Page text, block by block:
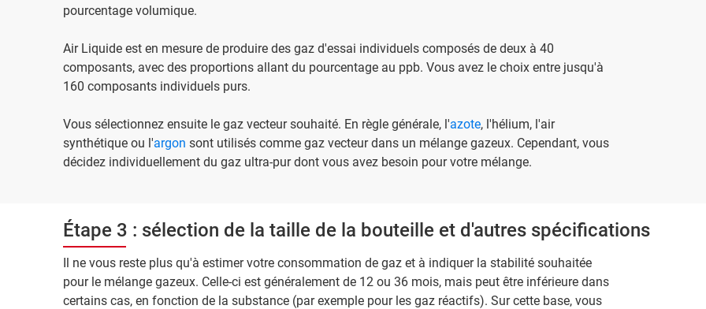
pourcentage volumique.
Air Liquide est en mesure de produire des gaz d'essai individuels composés de deux à 40
composants, avec des proportions allant du pourcentage au ppb. Vous avez le choix entre jusqu'à
160 composants individuels purs.
Vous sélectionnez ensuite le gaz vecteur souhaité. En règle générale, l'azote, l'hélium, l'air
synthétique ou l'argon sont utilisés comme gaz vecteur dans un mélange gazeux. Cependant, vous
décidez individuellement du gaz ultra-pur dont vous avez besoin pour votre mélange.
Étape 3 : sélection de la taille de la bouteille et d'autres spécifications
Il ne vous reste plus qu'à estimer votre consommation de gaz et à indiquer la stabilité souhaitée
pour le mélange gazeux. Celle-ci est généralement de 12 ou 36 mois, mais peut être inférieure dans
certains cas, en fonction de la substance (par exemple pour les gaz réactifs). Sur cette base, vous